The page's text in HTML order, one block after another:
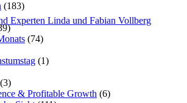
Experten Linda und Fabian Vollberg
(183)
(74)
(1)
(3)
& Profitable Growth (6)